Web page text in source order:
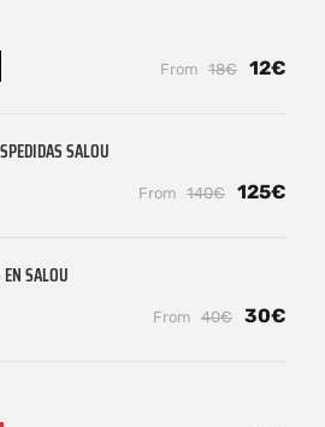
From 18€ 12€
SALOU
From 140€ 125€
SALOU
From 40€ 30€